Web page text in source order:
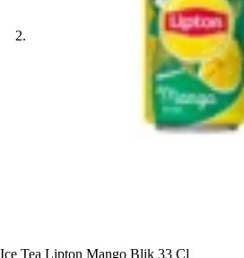
Ice Tea Lipton Mango Blik 33 Cl